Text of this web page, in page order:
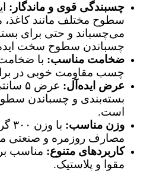
چسبندگی قوی و ماندگار:
سطوح مختلف مانند کاغذ،
می‌چسباند و حتی برای
چسباندن سطوح سخت
ضخامت مناسب:
چسب مقاومت خوبی در
عرض ایده‌آل:
عرض
بسته‌بندی و چسباندن
است.
وزن مناسب:
با
مصارف روزمره و صنعتی
کاربردهای متنوع: مناسب
مقوا و پلاستیک.